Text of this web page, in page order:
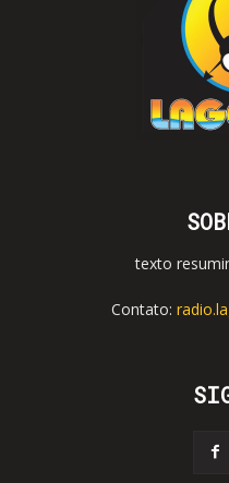
texto
Contato: